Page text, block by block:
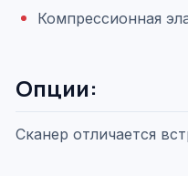
Компрессионная
Опции:
Сканер отличается